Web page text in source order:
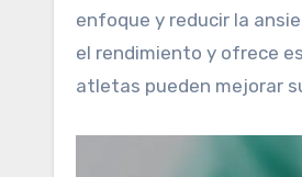
enfoque y reducir la
el rendimiento y ofrece
atletas pueden mejorar